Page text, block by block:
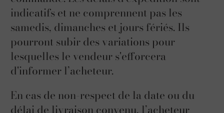
indicatifs et ne comprennent pas les
samedis, dimanches et jours fériés. Ils
pourront subir des variations pour
lesquelles le vendeur s'efforcera
d'informer l’acheteur.
En cas de non-respect de la date ou du
délai de livraison convenu, l’acheteur